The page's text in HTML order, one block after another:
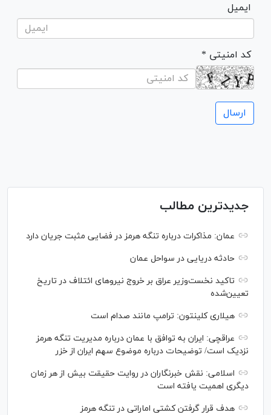
ایمیل
* کد امنیتی
جدیدترین مطالب
عمان: مذاکرات درباره تنگه هرمز در فضایی مثبت جریان دارد
حادثه دریایی در سواحل عمان
تاکید نخست‌وزیر عراق بر خروج نیروهای ائتلاف در تاریخ
تعیین‌شده
هیلاری کلینتون: ترامپ مانند صدام است
عراقچی: ایران به توافق با عمان درباره مدیریت تنگه هرمز
نزدیک است/ توضیحات درباره موضوع سهم ایران از خزر
اسلامی: نقش خبرنگاران در روایت حقیقت بیش از هر زمان
دیگری اهمیت یافته است
هدف قرار گرفتن کشتی اماراتی در تنگه هرمز